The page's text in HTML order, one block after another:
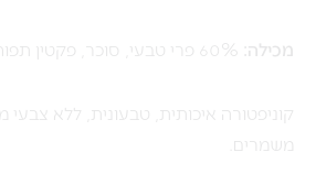
מכילה:
קוניפטורה איכותית, טבעונית, ללא צבעי
משמרים.